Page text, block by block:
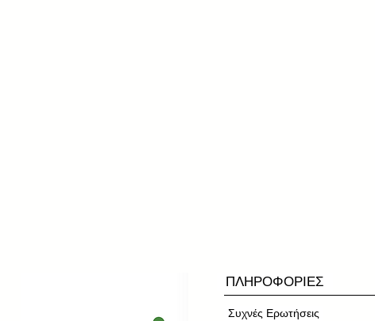
ΠΛΗΡΟΦΟΡΙΕΣ
Συχνές Ερωτήσεις